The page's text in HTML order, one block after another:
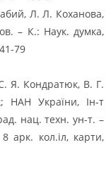
Л. Л. Коханова,
– К.: Наук. думка,
79
Я. Кондратюк, В. Г.
НАН України, Ін-т
нац. техн. ун-т. –
арк. кол.іл, карти,